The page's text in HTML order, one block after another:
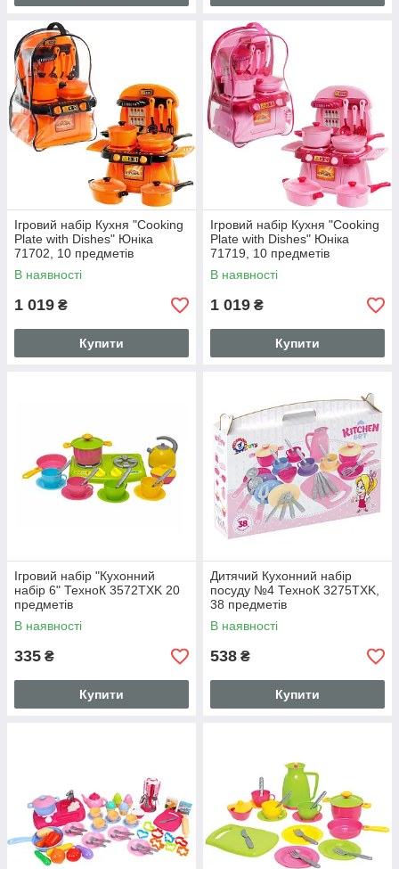
Ігровий набір Кухня "Cooking
Plate with Dishes" Юніка
71702, 10 предметів
В наявності
1 019 ₴
Купити
Ігровий набір Кухня "Cooking
Plate with Dishes" Юніка
71719, 10 предметів
В наявності
1 019 ₴
Купити
Ігровий набір "Кухонний
набір 6" ТехноК 3572TXK 20
предметів
В наявності
335 ₴
Купити
Дитячий Кухонний набір
посуду №4 ТехноК 3275TXK,
38 предметів
В наявності
538 ₴
Купити